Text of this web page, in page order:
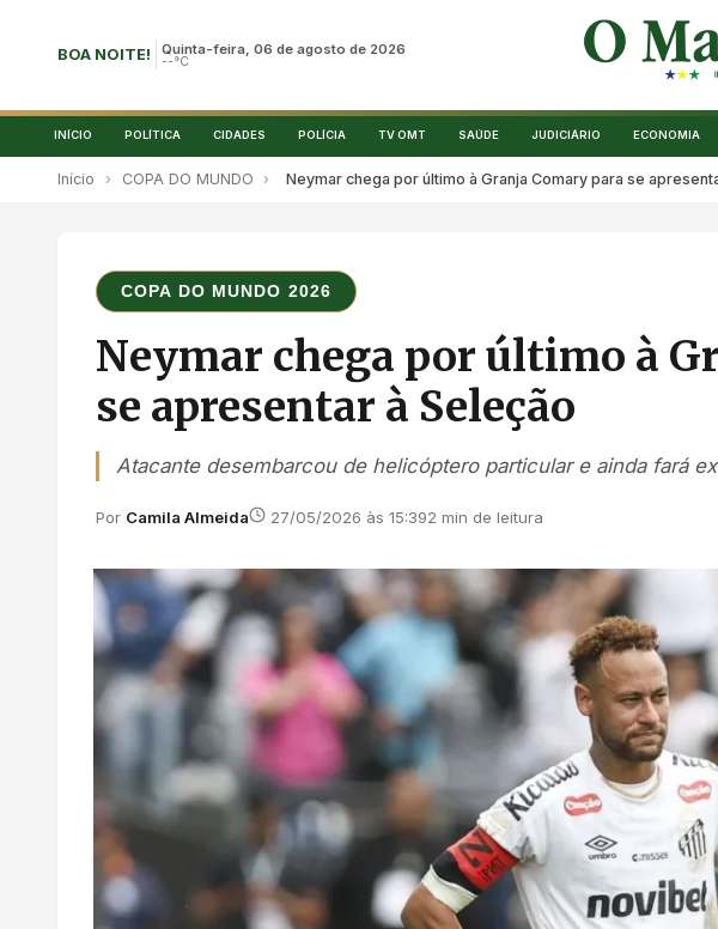
BOA NOITE! Quinta-feira, 06 de agosto de 2026
--°C
INÍCIO POLÍTICA CIDADES POLÍCIA TV OMT SAÚDE JUDICIÁRIO ECONOMIA
Início › COPA DO MUNDO › Neymar chega por último à Granja Comary para se
COPA DO MUNDO 2026
Neymar chega por último à
se apresentar à Seleção
Atacante desembarcou de helicóptero particular e ainda fará
Por Camila Almeida 27/05/2026 às 15:392 min de leitura